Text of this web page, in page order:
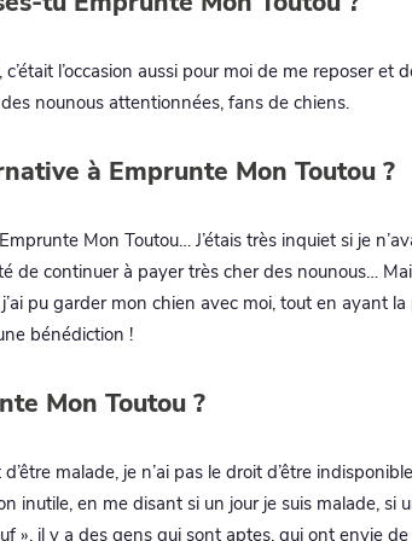
l’occasion aussi pour moi de me reposer et
nounous attentionnées, fans de chiens.
à Emprunte Mon Toutou ?
Mon Toutou… J’étais très inquiet si je
de continuer à payer très cher des nounous…
pu garder mon chien avec moi, tout en ayant la
bénédiction !
Mon Toutou ?
malade, je n’ai pas le droit d’être
inutile, en me disant si un jour je suis malade, si
», il y a des gens qui sont aptes, qui ont envie de